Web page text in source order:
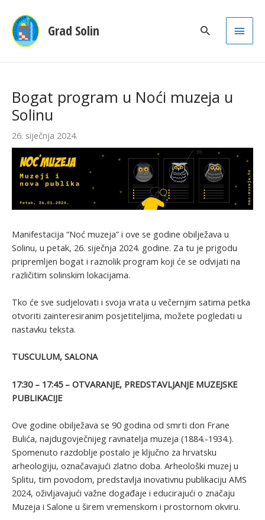
Grad Solin
Main
Bogat program u Noći muzeja u
Solinu
26. siječnja 2024.
Manifestacija “Noć muzeja” i ove se godine obilježava u
Solinu, u petak, 26. siječnja 2024. godine. Za tu je prigodu
pripremljen bogat i raznolik program koji će se odvijati na
različitim solinskim lokacijama.
Tko će sve sudjelovati i svoja vrata u večernjim satima petka
otvoriti zainteresiranim posjetiteljima, možete pogledati u
nastavku teksta.
TUSCULUM, SALONA
17:30 – 17:45 – OTVARANJE, PREDSTAVLJANJE MUZEJSKE
PUBLIKACIJE
Ove godine obilježava se 90 godina od smrti don Frane
Bulića, najdugovječnijeg ravnatelja muzeja (1884.-1934.).
Spomenuto razdoblje postalo je ključno za hrvatsku
arheologiju, označavajući zlatno doba. Arheološki muzej u
Splitu, tim povodom, predstavlja inovativnu publikaciju AMS
2024, oživljavajući važne događaje i educirajući o značaju
Muzeja i Salone u širem vremenskom i prostornom okviru.